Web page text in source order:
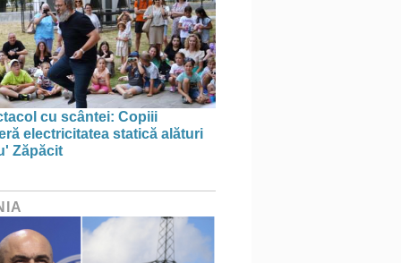
cu scântei: Copiii
electricitatea statică alături
Zăpăcit